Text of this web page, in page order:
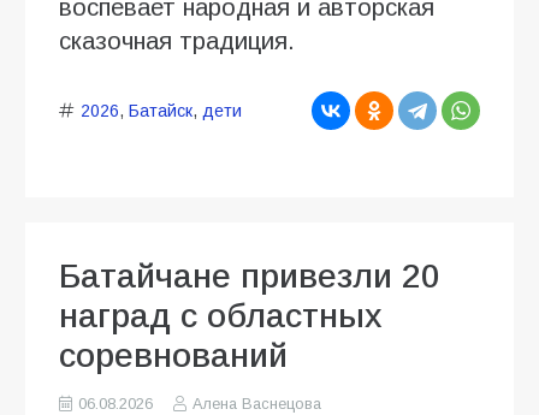
воспевает народная и авторская
сказочная традиция.
2026, Батайск, дети
Батайчане привезли 20
наград с областных
соревнований
06.08.2026
Алена Васнецова